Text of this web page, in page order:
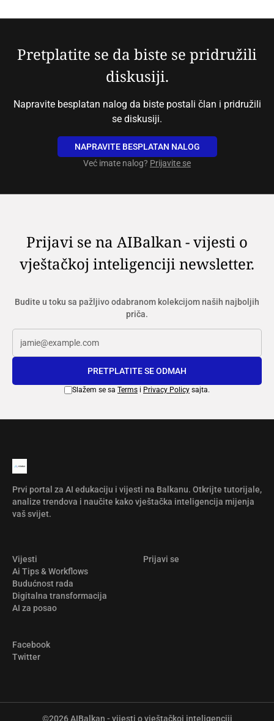
Pretplatite se da biste se pridružili
diskusiji.
Napravite besplatan nalog da biste postali član i pridružili
se diskusiji.
NAPRAVITE BESPLATAN NALOG
Već imate nalog? Prijavite se
Prijavi se na AIBalkan - vijesti o
vještačkoj inteligenciji newsletter.
Budite u toku sa pažljivo odabranom kolekcijom naših najboljih
priča.
PRETPLATITE SE ODMAH
Slažem se sa Terms i Privacy Policy sajta.
Prvi portal za AI edukaciju i vijesti na Balkanu. Otkrijte tutorijale,
analize trendova i naučite kako vještačka inteligencija mijenja
vaš svijet.
Vijesti
Ai Tips & Workflows
Budućnost rada
Digitalna transformacija
AI za posao
Prijavi se
Facebook
Twitter
©2026AIBalkan - vijesti o vještačkoj inteligenciji